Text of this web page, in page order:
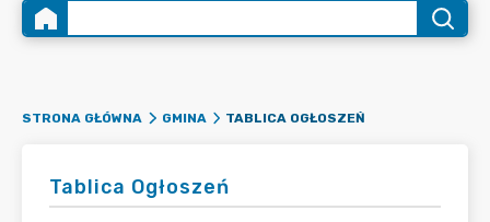
STRONA GŁÓWNA GMINA TABLICA OGŁOSZEŃ
Tablica Ogłoszeń